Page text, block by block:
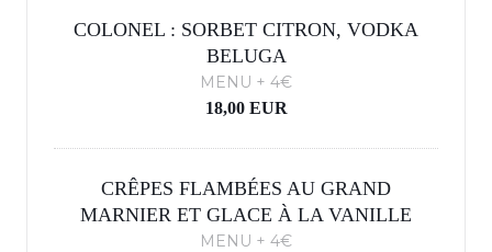
COLONEL : SORBET CITRON, VODKA
BELUGA
MENU + 4€
18,00 EUR
CRÊPES FLAMBÉES AU GRAND
MARNIER ET GLACE À LA VANILLE
MENU + 4€